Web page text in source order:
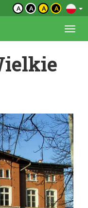
A A A A